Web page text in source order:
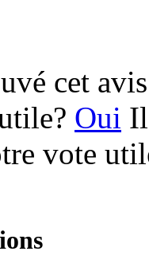
cet
Oui
vote